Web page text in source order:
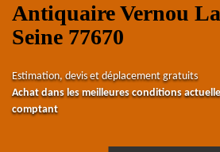
Antiquaire Vernou
Seine 77670
Estimation, devis et déplacement gratuits
Achat dans les meilleures conditions
comptant